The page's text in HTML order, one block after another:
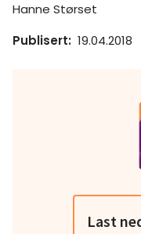
Hanne Størset
Publisert: 19.04.2018
Last